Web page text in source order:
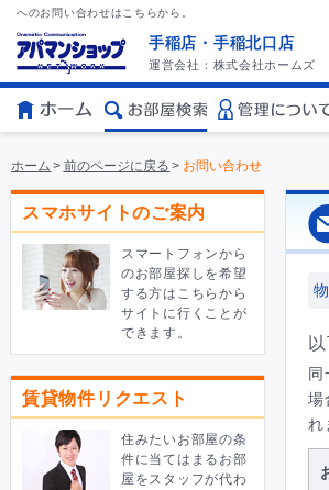
へのお問い合わせはこちらから。
手稲店・手稲北口店
運営会社：株式会社ホームズ
ホーム > 前のページに戻る > お問い合わせ
場
れ
スマホサイトのご案内
スマートフォンから
のお部屋探しを希望
する方はこちらから
サイトに行くことが
できます。
賃貸物件リクエスト
住みたいお部屋の条
件に当てはまるお部
屋をスタッフが代わ